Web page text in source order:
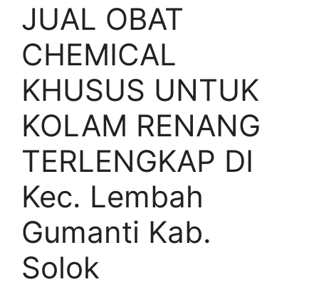
JUAL OBAT
CHEMICAL
KHUSUS UNTUK
KOLAM RENANG
TERLENGKAP DI
Kec. Lembah
Gumanti Kab.
Solok